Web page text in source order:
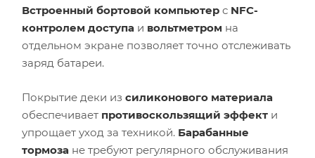
Встроенный бортовой компьютер с NFC-
контролем доступа и вольтметром на
отдельном экране позволяет точно отслеживать
заряд батареи.
Покрытие деки из силиконового материала
обеспечивает противоскользящий эффект и
упрощает уход за техникой. Барабанные
тормоза не требуют регулярного обслуживания